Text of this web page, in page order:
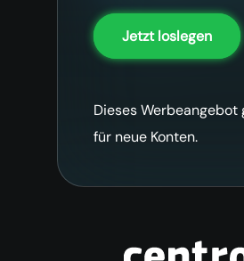
Jetzt loslegen
Dieses Werbeangebot
für neue Konten.